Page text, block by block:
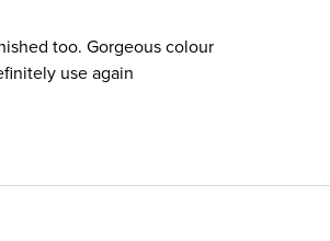
too. Gorgeous colour
use again